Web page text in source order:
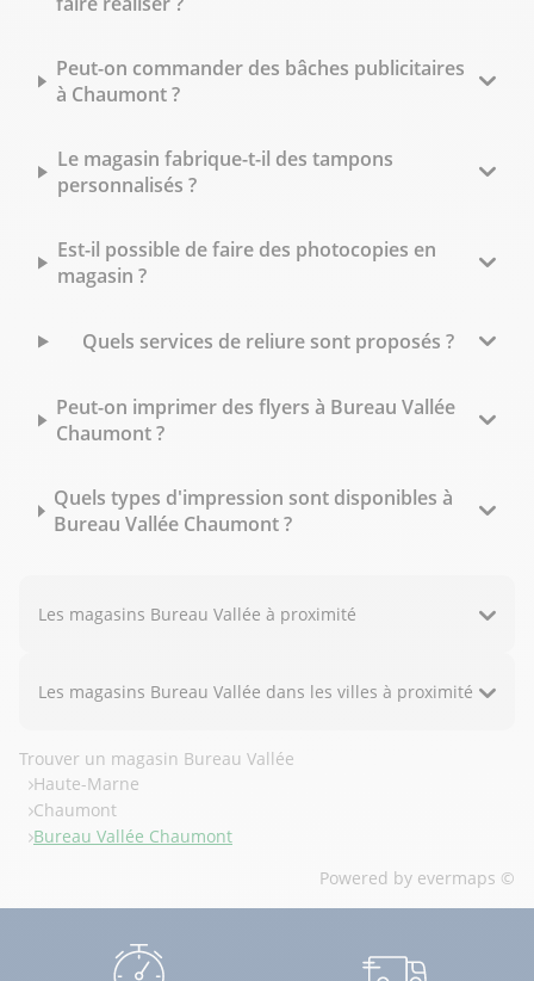
Peut-on commander des bâches publicitaires
à Chaumont ?
Le magasin fabrique-t-il des tampons
personnalisés ?
Est-il possible de faire des photocopies en
magasin ?
Quels services de reliure sont proposés ?
Peut-on imprimer des flyers à Bureau Vallée
Chaumont ?
Quels types d'impression sont disponibles à
Bureau Vallée Chaumont ?
Les magasins Bureau Vallée à proximité
Les magasins Bureau Vallée dans les villes à proximité
Trouver un magasin Bureau Vallée
Haute-Marne
Chaumont
Bureau Vallée Chaumont
Powered by evermaps ©